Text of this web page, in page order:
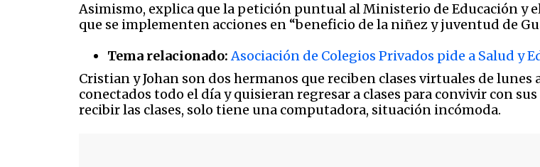
Asimismo, explica que la petición puntual al Ministerio de Educación y
que se implementen acciones en “beneficio de la niñez y juventud de
Tema relacionado:Asociación de Colegios Privados pide a Salud y
Cristian y Johan son dos hermanos que reciben clases virtuales de lunes
conectados todo el día y quisieran regresar a clases para convivir con
recibir las clases, solo tiene una computadora, situación incómoda.